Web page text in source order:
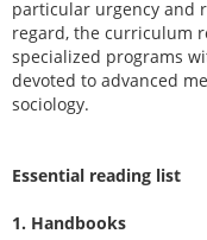
particular urgency and
regard, the curriculum
specialized programs
devoted to advanced
sociology.
Essential reading list
1. Handbooks